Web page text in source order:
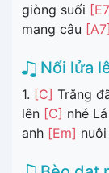
giòng suối
mang câu [A7]
Nổi lửa
1. [C] Trăng
lên [C] nhé
anh [Em] nuôi